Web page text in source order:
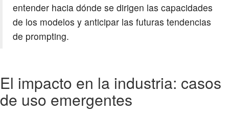
entender hacia dónde se dirigen las capacidades
de los modelos y anticipar las futuras tendencias
de prompting.
El impacto en la industria: casos
de uso emergentes